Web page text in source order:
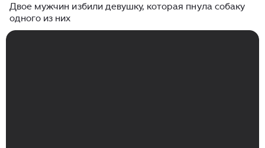
Двое мужчин избили девушку, которая пнула собаку
одного из них